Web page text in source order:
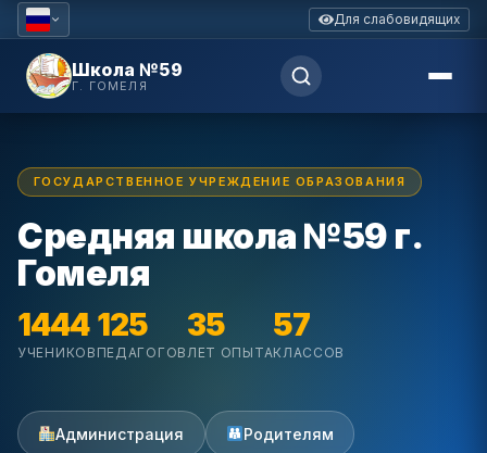
Для слабовидящих
Школа №59
Г. ГОМЕЛЯ
ГОСУДАРСТВЕННОЕ УЧРЕЖДЕНИЕ ОБРАЗОВАНИЯ
Средняя школа №59 г.
Гомеля
1444
УЧЕНИКОВ
125
ПЕДАГОГОВ
35
ЛЕТ ОПЫТА
57
КЛАССОВ
Администрация Родителям